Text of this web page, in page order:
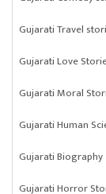
Gujarati Travel
Gujarati Love
Gujarati Moral
Gujarati Human
Gujarati Biography
Gujarati Horror